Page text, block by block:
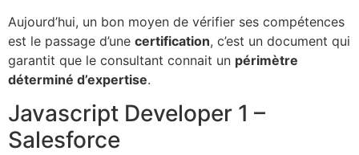
Aujourd’hui, un bon moyen de vérifier ses compétences
est le passage d’une certification, c’est un document qui
garantit que le consultant connait un périmètre
déterminé d’expertise.
Javascript Developer 1 –
Salesforce